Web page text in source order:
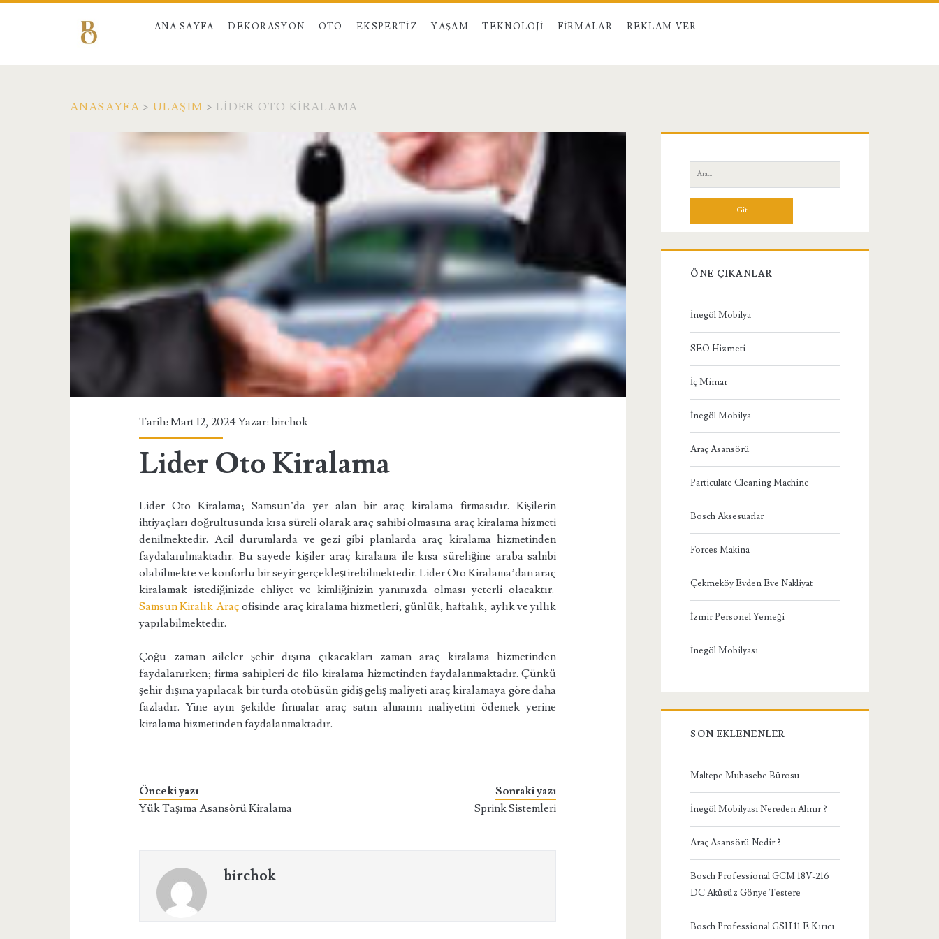
ANA SAYFA DEKORASYON OTO EKSPERTIZ YAŞAM TEKNOLOJI FIRMALAR REKLAM VER
ANASAYFA > ULAŞIM >LIDER OTO KIRALAMA
Tarih: Mart 12, 2024 Yazar:birchok
Lider Oto Kiralama
Lider Oto Kiralama; Samsun’da yer alan bir araç kiralama firmasıdır. Kişilerin
ihtiyaçları doğrultusunda kısa süreli olarak araç sahibi olmasına araç kiralama hizmeti
denilmektedir. Acil durumlarda ve gezi gibi planlarda araç kiralama hizmetinden
faydalanılmaktadır. Bu sayede kişiler araç kiralama ile kısa süreliğine araba sahibi
olabilmekte ve konforlu bir seyir gerçekleştirebilmektedir. Lider Oto Kiralama’dan araç
kiralamak istediğinizde ehliyet ve kimliğinizin yanınızda olması yeterli olacaktır.
Samsun Kiralık Araç ofisinde araç kiralama hizmetleri; günlük, haftalık, aylık ve yıllık
yapılabilmektedir.
Çoğu zaman aileler şehir dışına çıkacakları zaman araç kiralama hizmetinden
faydalanırken; firma sahipleri de filo kiralama hizmetinden faydalanmaktadır. Çünkü
şehir dışına yapılacak bir turda otobüsün gidiş geliş maliyeti araç kiralamaya göre daha
fazladır. Yine aynı şekilde firmalar araç satın almanın maliyetini ödemek yerine
kiralama hizmetinden faydalanmaktadır.
Önceki yazı
Yük Taşıma Asansörü Kiralama
Sonraki yazı
Sprink Sistemleri
birchok
Yan
Menü
Ara:
ÖNE ÇIKANLAR
İnegöl Mobilya
SEO Hizmeti
İç Mimar
İnegöl Mobilya
Araç Asansörü
Particulate Cleaning Machine
Bosch Aksesuarlar
Forces Makina
Çekmeköy Evden Eve Nakliyat
İzmir Personel Yemeği
İnegöl Mobilyası
SON EKLENENLER
Maltepe Muhasebe Bürosu
İnegöl Mobilyası Nereden Alınır ?
Araç Asansörü Nedir ?
Bosch Professional GCM 18V-216
DC Aküsüz Gönye Testere
Bosch Professional GSH 11 E Kırıcı